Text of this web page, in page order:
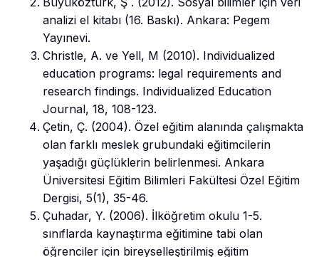
analizi el kitabı (16. Baskı). Ankara: Pegem
Yayınevi.
Christle, A. ve Yell, M (2010). Individualized
education programs: legal requirements and
research findings. Individualized Education
Journal, 18, 108-123.
Çetin, Ç. (2004). Özel eğitim alanında çalışmakta
olan farklı meslek grubundaki eğitimcilerin
yaşadığı güçlüklerin belirlenmesi. Ankara
Üniversitesi Eğitim Bilimleri Fakültesi Özel Eğitim
Dergisi, 5(1), 35-46.
Çuhadar, Y. (2006). İlköğretim okulu 1-5.
sınıflarda kaynaştırma eğitimine tabi olan
öğrenciler için bireyselleştirilmiş eğitim